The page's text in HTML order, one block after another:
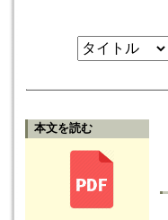
本文を読む